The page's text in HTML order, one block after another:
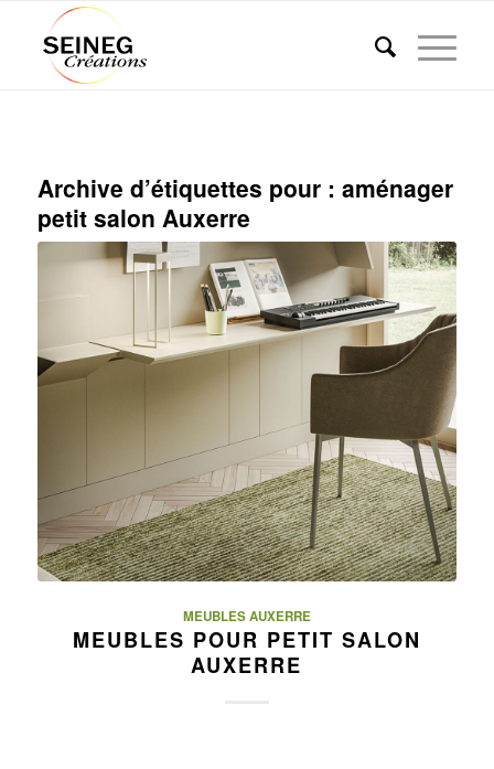
Archive d’étiquettes pour : aménager
petit salon Auxerre
MEUBLES AUXERRE
MEUBLES POUR PETIT SALON
AUXERRE